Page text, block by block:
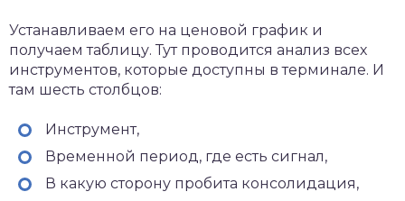
Устанавливаем его на ценовой график и
получаем таблицу. Тут проводится анализ всех
инструментов, которые доступны в терминале. И
там шесть столбцов:
Инструмент,
Временной период, где есть сигнал,
В какую сторону пробита консолидация,